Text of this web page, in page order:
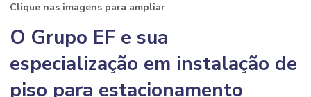
Clique nas imagens para ampliar
O Grupo EF e sua
especialização em instalação de
piso para estacionamento